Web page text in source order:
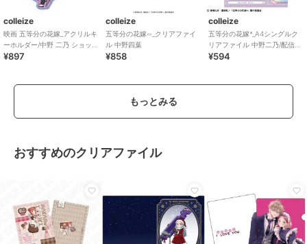
colleize
映画 五等分の花嫁_アクリルキ
ーホルダー/中野 二乃 ショッピ
ングデートver.
¥897
colleize
五等分の花嫁∽_クリアファイ
ル 中野四葉
¥858
colleize
五等分の花嫁*_A4シングルク
リアファイル 中野二乃/配信者
なりきり
¥594
もっとみる
おすすめのクリアファイル